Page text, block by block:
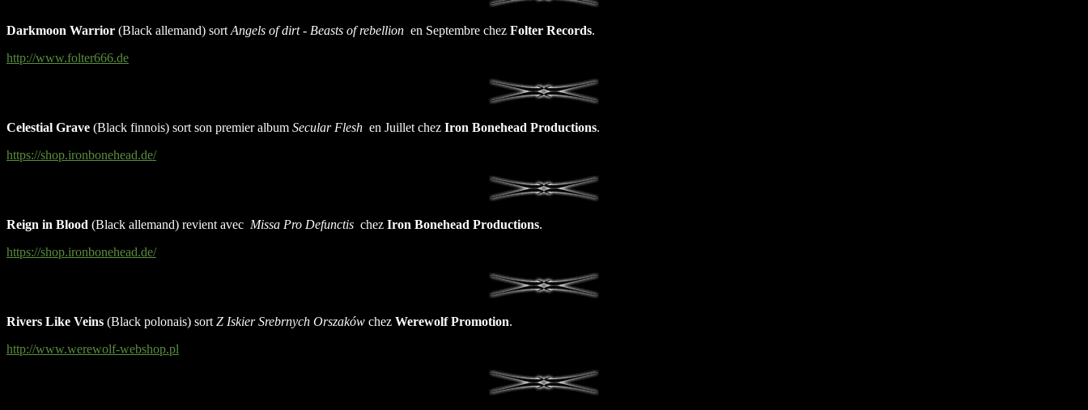
Darkmoon Warrior (Black allemand) sort Angels of dirt - Beasts of rebellion en Septembre chez Folter Records.
http://www.folter666.de
Celestial Grave (Black finnois) sort son premier album Secular Flesh en Juillet chez Iron Bonehead Productions.
https://shop.ironbonehead.de/
Reign in Blood (Black allemand) revient avec Missa Pro Defunctis chez Iron Bonehead Productions.
https://shop.ironbonehead.de/
Rivers Like Veins (Black polonais) sort Z Iskier Srebrnych Orszaków chez Werewolf Promotion.
http://www.werewolf-webshop.pl